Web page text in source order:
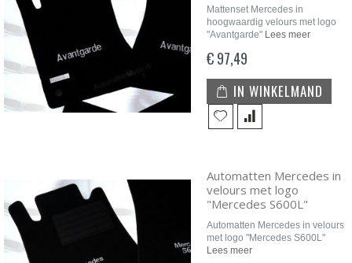
Mattenset Mercedes in
hoogwaardig velours met logo
"Avantgarde" Lees meer
€ 97,49
IN WINKELMAND
Automatten Mercedes in
velours met logo
"Mercedes S600L"
Automatten Mercedes in velours
met logo "Mercedes S600L"
Lees meer